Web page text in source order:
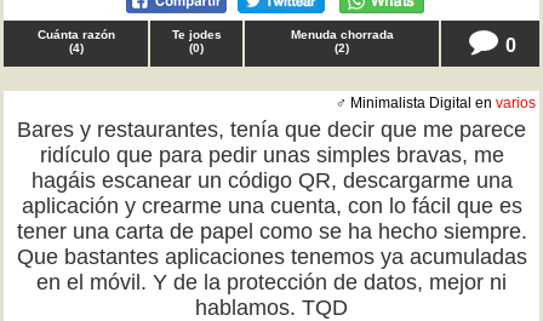
Cuánta razón
(4)
Te jodes
(0)
Menuda chorrada
(2) 0
♂ Minimalista Digital en varios
Bares y restaurantes, tenía que decir que me parece
ridículo que para pedir unas simples bravas, me
hagáis escanear un código QR, descargarme una
aplicación y crearme una cuenta, con lo fácil que es
tener una carta de papel como se ha hecho siempre.
Que bastantes aplicaciones tenemos ya acumuladas
en el móvil. Y de la protección de datos, mejor ni
hablamos. TQD